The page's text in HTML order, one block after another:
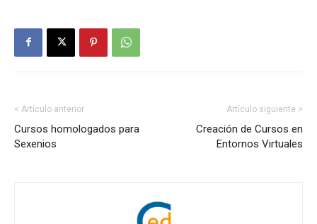
< Artículo anterior
Cursos homologados para
Sexenios
Artículo siguiente >
Creación de Cursos en
Entornos Virtuales